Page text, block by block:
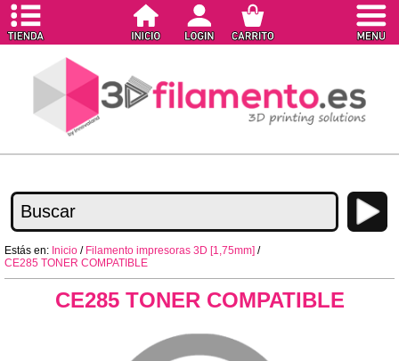
Estás en: Inicio / Filamento impresoras 3D [1,75mm] /
CE285 TONER COMPATIBLE
CE285 TONER COMPATIBLE